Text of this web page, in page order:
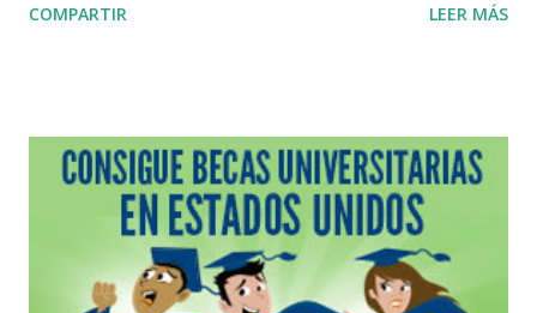
Confederación Nacional de Productores Mexicanos, S.A.
Serdan #115 Francisco I. Madero Durango 34770.Trabaja
con la agencia Del-Al Associates, Inc. José Guillermo
Mathus Fonseca Adelfa #17 Local 2 Fraccionamiento
Jardines Durango 34200.Trabaja con CSI Labor Services
Guanajuato Antonio Méndez Guerrero #98 Iramuco
COMPARTIR LEER MÁS